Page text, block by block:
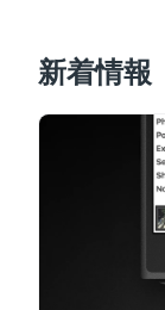
新着情報